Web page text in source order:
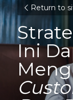
Return to
Ini